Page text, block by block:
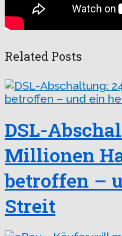
Related Posts
DSL-
Millionen
betroffen –
Streit